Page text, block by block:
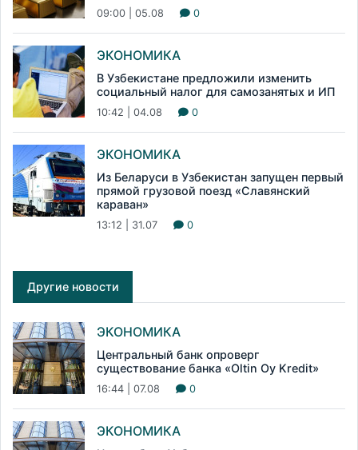
09:00 | 05.08 0
ЭКОНОМИКА
В Узбекистане предложили изменить
социальный налог для самозанятых и ИП
10:42 | 04.08 0
ЭКОНОМИКА
Из Беларуси в Узбекистан запущен первый
прямой грузовой поезд «Славянский
караван»
13:12 | 31.07 0
Другие новости
ЭКОНОМИКА
Центральный банк опроверг
существование банка «Oltin Oy Kredit»
16:44 | 07.08 0
ЭКОНОМИКА